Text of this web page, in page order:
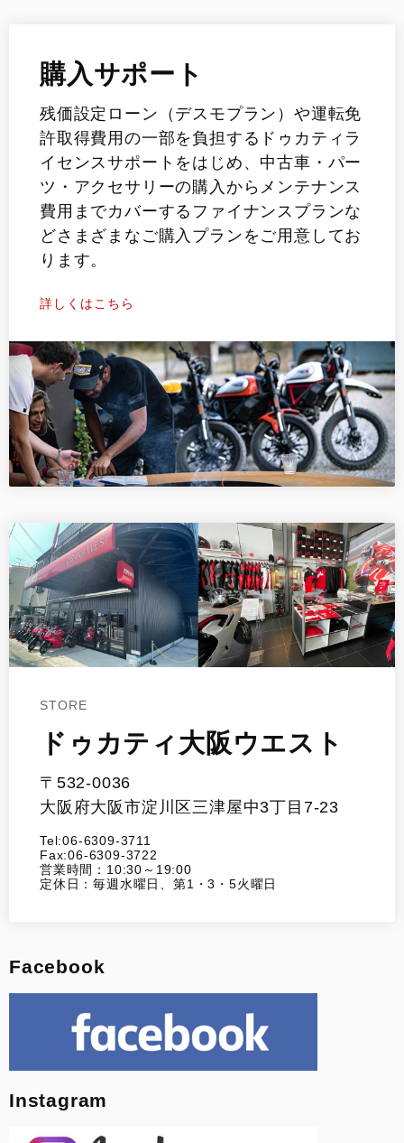
購入サポート
残価設定ローン（デスモプラン）や運転免
許取得費用の一部を負担するドゥカティラ
イセンスサポートをはじめ、中古車・パー
ツ・アクセサリーの購入からメンテナンス
費用までカバーするファイナンスプランな
どさまざまなご購入プランをご用意してお
ります。
詳しくはこちら
STORE
ドゥカティ大阪ウエスト
〒532-0036
大阪府大阪市淀川区三津屋中3丁目7-23
Tel:06-6309-3711
Fax:06-6309-3722
営業時間：10:30～19:00
定休日：毎週水曜日、第1・3・5火曜日
Facebook
Instagram